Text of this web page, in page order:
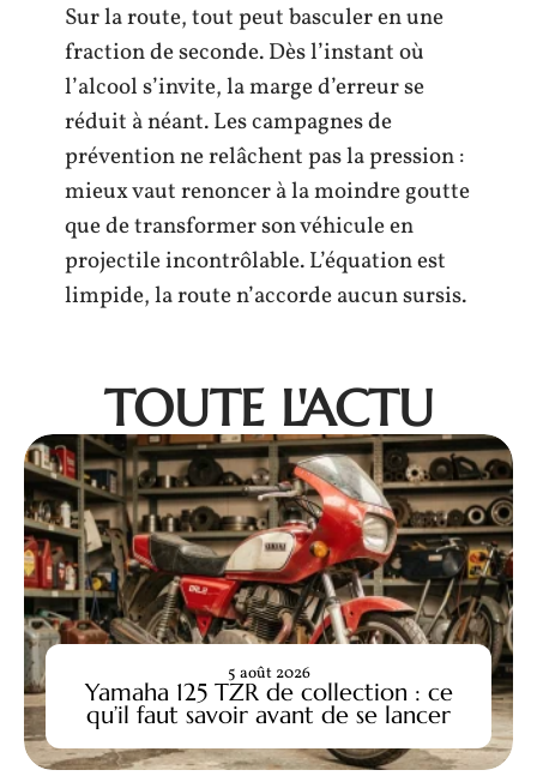
Sur la route, tout peut basculer en une
fraction de seconde. Dès l’instant où
l’alcool s’invite, la marge d’erreur se
réduit à néant. Les campagnes de
prévention ne relâchent pas la pression :
mieux vaut renoncer à la moindre goutte
que de transformer son véhicule en
projectile incontrôlable. L’équation est
limpide, la route n’accorde aucun sursis.
TOUTE L'ACTU
Yamaha 125 TZR de collection : ce
qu’il faut savoir avant de se lancer
5 août 2026